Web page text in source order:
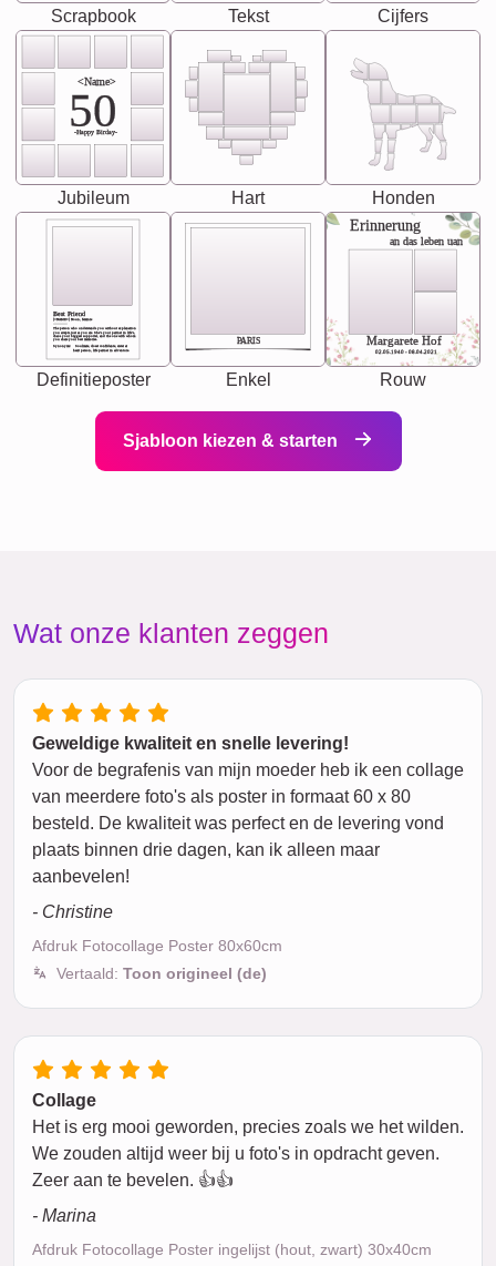
Scrapbook Tekst Cijfers
<Name>
50
-Happy Birday-
Jubileum Hart Honden
Best Friend
[<NAME>] Noun, feminie
Synonyms: Soulmate, closet confidante, sister at
heart person, life partner in adventure.
The person who understands you without explanation
you accepts just as you are. She's your partner in life's,
chaos your biggest supporter, and the one with whom
you share your best memories.
Definitieposter
PARIS
Enkel
Erinnerung
an das leben uan
Margarete Hof
02.05.1940 - 08.04.2021
Rouw
Sjabloon kiezen & starten
Wat onze klanten zeggen
Geweldige kwaliteit en snelle levering!
Voor de begrafenis van mijn moeder heb ik een collage
van meerdere foto's als poster in formaat 60 x 80
besteld. De kwaliteit was perfect en de levering vond
plaats binnen drie dagen, kan ik alleen maar
aanbevelen!
- Christine
Afdruk Fotocollage Poster 80x60cm
Vertaald: Toon origineel (de)
Collage
Het is erg mooi geworden, precies zoals we het wilden.
We zouden altijd weer bij u foto's in opdracht geven.
Zeer aan te bevelen. 👍👍
- Marina
Afdruk Fotocollage Poster ingelijst (hout, zwart) 30x40cm